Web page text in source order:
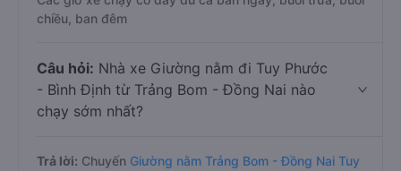
chiều, ban đêm
Câu hỏi: Nhà xe Giường nằm đi Tuy Phước
- Bình Định từ Trảng Bom - Đồng Nai nào
chạy sớm nhất?
Trả lời: Chuyến Giường nằm Trảng Bom - Đồng Nai Tuy